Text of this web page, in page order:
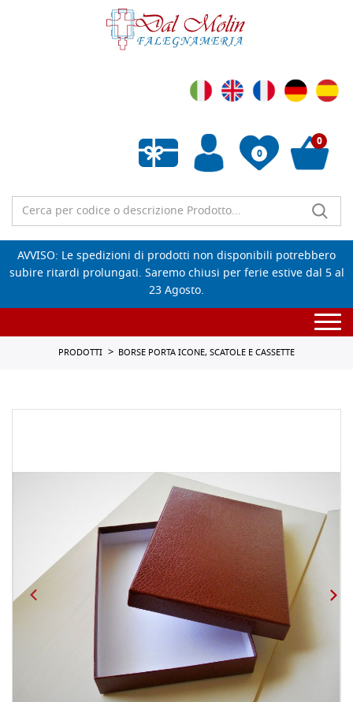
0
Wishlist vuota
0
AVVISO: Le spedizioni di prodotti non disponibili potrebbero
subire ritardi prolungati. Saremo chiusi per ferie estive dal 5 al
23 Agosto.
PRODOTTI BORSE PORTA ICONE, SCATOLE E CASSETTE